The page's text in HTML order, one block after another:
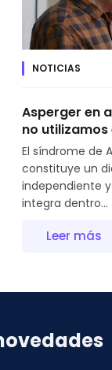
NOTICIAS
Asperger en
no
El síndrome de
constituye un
independiente
integra dentro...
Leer más